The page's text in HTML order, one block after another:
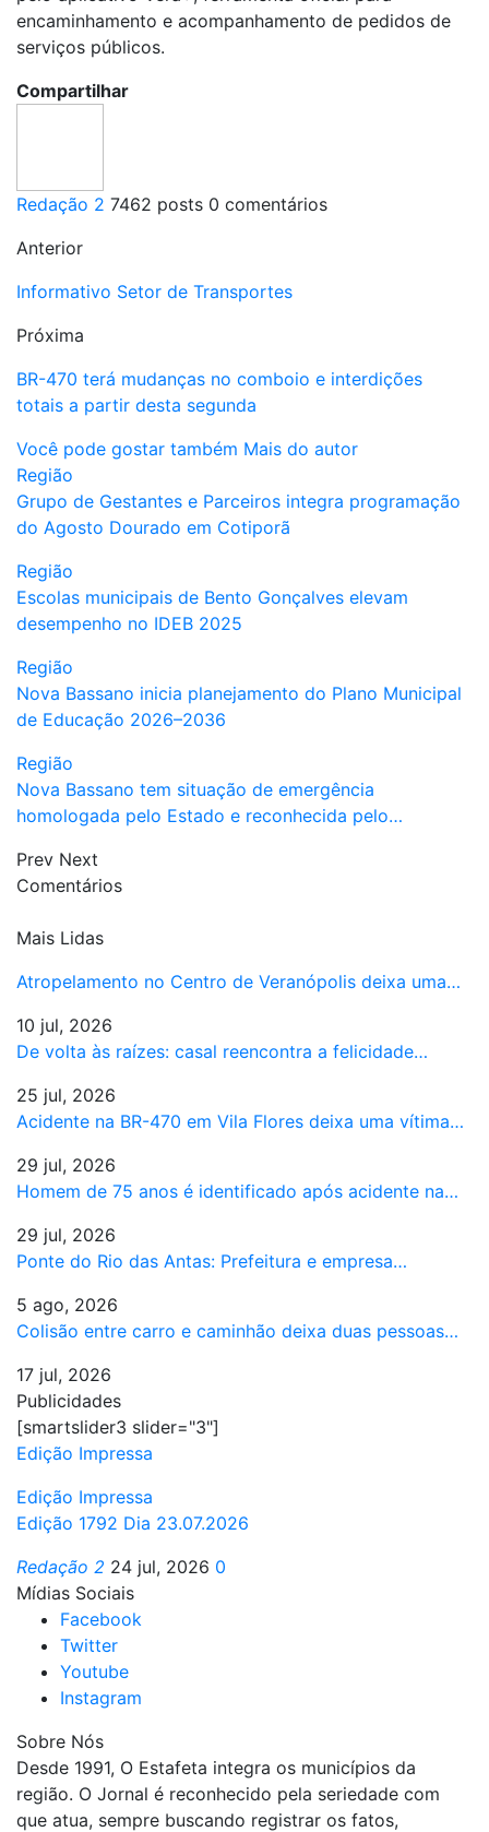
encaminhamento e acompanhamento de pedidos de
serviços públicos.
Compartilhar
Redação 2 7462 posts 0 comentários
Anterior
Informativo Setor de Transportes
Próxima
BR-470 terá mudanças no comboio e interdições
totais a partir desta segunda
Você pode gostar também Mais do autor
Região
Grupo de Gestantes e Parceiros integra programação
do Agosto Dourado em Cotiporã
Região
Escolas municipais de Bento Gonçalves elevam
desempenho no IDEB 2025
Região
Nova Bassano inicia planejamento do Plano Municipal
de Educação 2026–2036
Região
Nova Bassano tem situação de emergência
homologada pelo Estado e reconhecida pelo…
Prev Next
Comentários
Mais Lidas
Atropelamento no Centro de Veranópolis deixa uma…
10 jul, 2026
De volta às raízes: casal reencontra a felicidade…
25 jul, 2026
Acidente na BR-470 em Vila Flores deixa uma vítima…
29 jul, 2026
Homem de 75 anos é identificado após acidente na…
29 jul, 2026
Ponte do Rio das Antas: Prefeitura e empresa…
5 ago, 2026
Colisão entre carro e caminhão deixa duas pessoas…
17 jul, 2026
Publicidades
[smartslider3 slider="3"]
Edição Impressa
Edição Impressa
Edição 1792 Dia 23.07.2026
Redação 2 24 jul, 2026 0
Mídias Sociais
Facebook
Twitter
Youtube
Instagram
Sobre Nós
Desde 1991, O Estafeta integra os municípios da
região. O Jornal é reconhecido pela seriedade com
que atua, sempre buscando registrar os fatos,